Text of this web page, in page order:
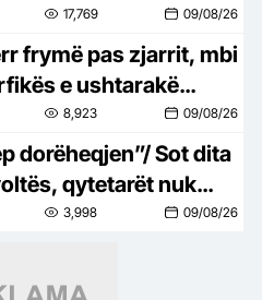
60 mijë lekë pas
publikuar në rrjet
17,769 09/08/26
frymë pas zjarrit, mbi
e ushtarakë
qytetin, banorët
shtëpi
8,923 09/08/26
dorëheqjen”/ Sot dita
qytetarët nuk
kërkojnë ndryshim
3,998 09/08/26